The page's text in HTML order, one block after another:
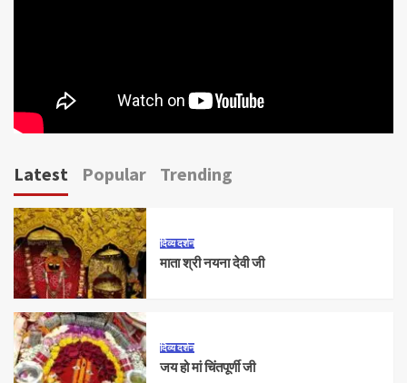
Latest Popular Trending
दिव्य दर्शन
माता श्री नयना देवी जी
दिव्य दर्शन
जय हो मां चिंतपूर्णी जी